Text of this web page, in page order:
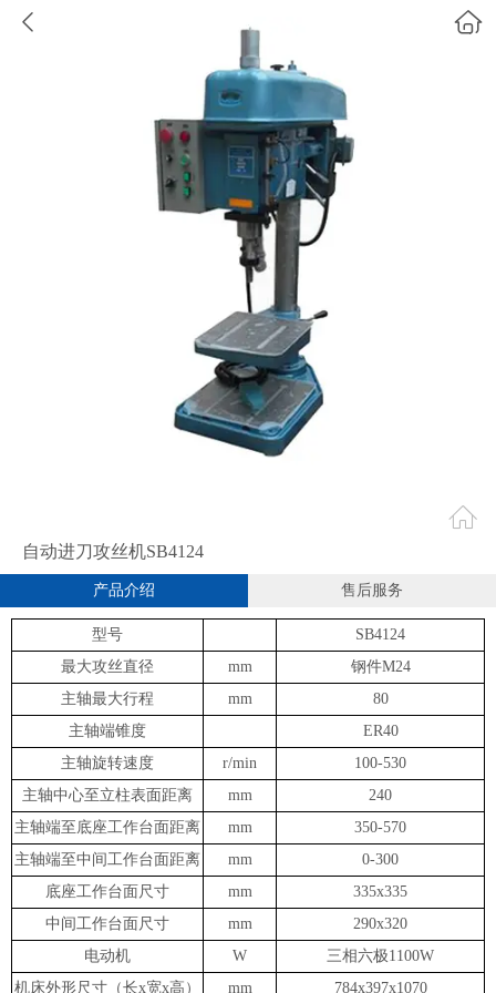
自动进刀攻丝机SB4124
产品介绍 售后服务
型号
SB4124
最大攻丝直径
mm
钢件M24
主轴最大行程
mm
80
主轴端锥度
ER40
主轴旋转速度
r/min
100-530
主轴中心至立柱表面距离
mm
240
主轴端至底座工作台面距离
mm
350-570
主轴端至中间工作台面距离
mm
0-300
底座工作台面尺寸
mm
335x335
中间工作台面尺寸
mm
290x320
电动机
W
三相六极1100W
机床外形尺寸（长x宽x高）
mm 784x397x1070